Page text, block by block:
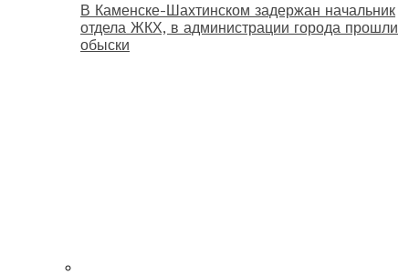
В Каменске-Шахтинском задержан начальник
отдела ЖКХ, в администрации города прошли
обыски